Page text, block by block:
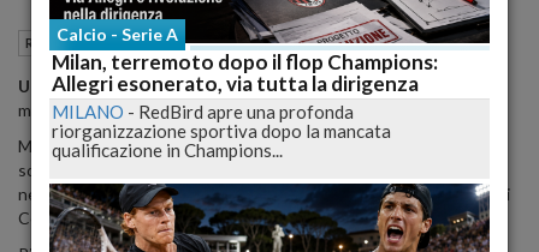
Rugby L'Aquila (AQ) 11 Dicembre 2013 12:47
Un grave luttoha colpito il mondo del rugby aquilano: questa
mattina è venuto a mancare il dottorePiergiorgio Desiati
Medico nutrizionista, il dottor Desiati, che al titolo preferiva il
soprannome datogli dai ragazzi,
neroverde insieme a Massimo Mascioletti ed al professore Isaia Di
Cesare, dopo la comune esperienza con la Capitolina Roma.
Calcio - Serie A
Milan, terremoto dopo il flop Champions:
Allegri esonerato, via tutta la dirigenza
MILANO - RedBird apre una profonda
riorganizzazione sportiva dopo la mancata
qualificazione in Champions...